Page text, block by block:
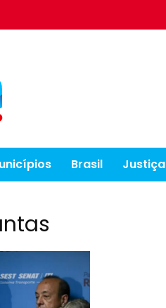
Brasil Justiça